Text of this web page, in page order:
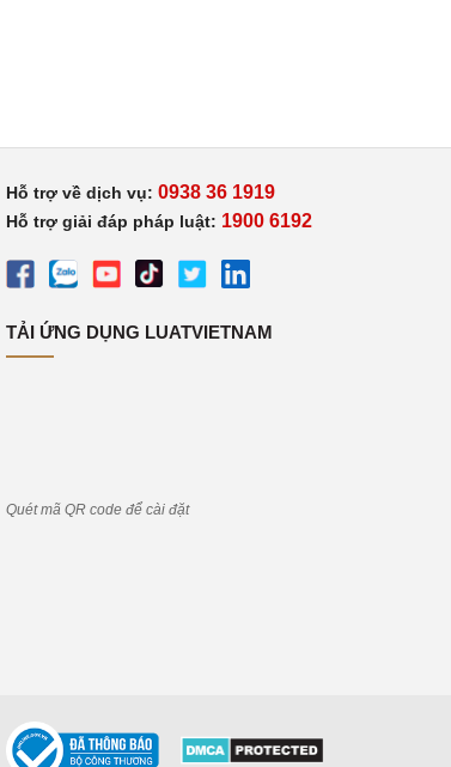
Hỗ trợ về dịch vụ: 0938 36 1919
Hỗ trợ giải đáp pháp luật: 1900 6192
TẢI ỨNG DỤNG LUATVIETNAM
Quét mã QR code để cài đặt